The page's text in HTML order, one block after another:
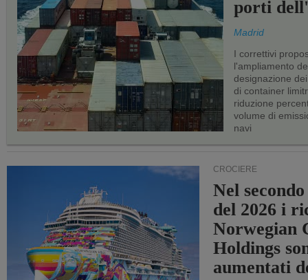
porti
Madrid
I correttivi
l'ampliamento
designazione
di container
riduzione
volume di
navi
CROCIERE
Nel
del 2026 i
Norwegian
Holdings
aumentati